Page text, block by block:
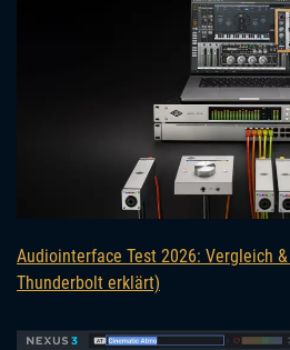
Audiointerface Test 2026: Vergleich
Thunderbolt erklärt)